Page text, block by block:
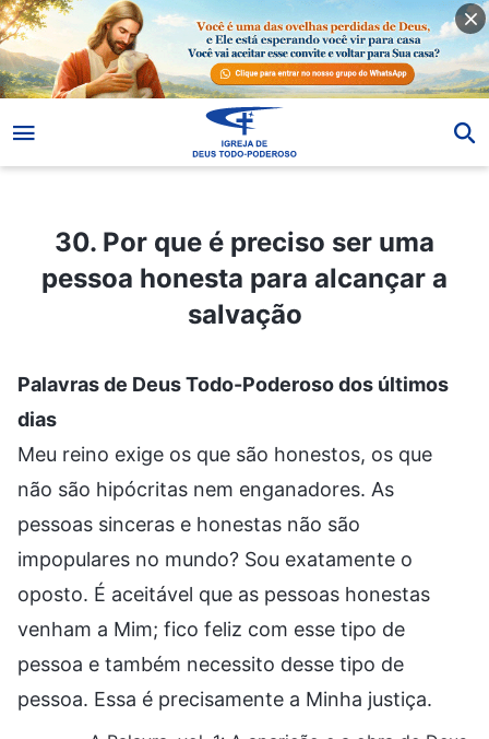
30. Por que é preciso ser uma
pessoa honesta para alcançar a
salvação
Palavras de Deus Todo-Poderoso dos últimos
dias
Meu reino exige os que são honestos, os que
não são hipócritas nem enganadores. As
pessoas sinceras e honestas não são
impopulares no mundo? Sou exatamente o
oposto. É aceitável que as pessoas honestas
venham a Mim; fico feliz com esse tipo de
pessoa e também necessito desse tipo de
pessoa. Essa é precisamente a Minha justiça.